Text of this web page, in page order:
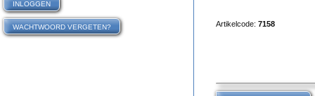
Artikelcode: 7158